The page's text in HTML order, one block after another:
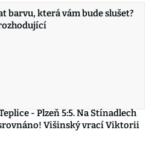
barvu, která vám bude slušet?
- Plzeň 5:5. Na Stínadlech
Višinský vrací Viktorii